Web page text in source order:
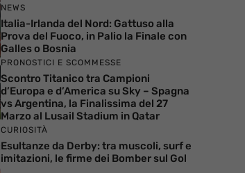
NEWS
Italia-Irlanda del Nord: Gattuso alla
Prova del Fuoco, in Palio la Finale con
Galles o Bosnia
PRONOSTICI E SCOMMESSE
Scontro Titanico tra Campioni
d’Europa e d’America su Sky – Spagna
vs Argentina, la Finalissima del 27
Marzo al Lusail Stadium in Qatar
CURIOSITÀ
Esultanze da Derby: tra muscoli, surf e
imitazioni, le firme dei Bomber sul Gol